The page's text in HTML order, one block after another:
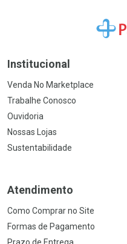
Ir para
Institucional
Venda No Marketplace
Trabalhe Conosco
Ouvidoria
Nossas Lojas
Sustentabilidade
Atendimento
Como Comprar no Site
Formas de Pagamento
Prazo de Entrega